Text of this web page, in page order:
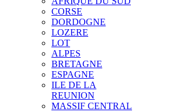
CORSE
DORDOGNE
LOZERE
LOT
ALPES
BRETAGNE
ESPAGNE
ILE DE LA
REUNION
MASSIF CENTRAL